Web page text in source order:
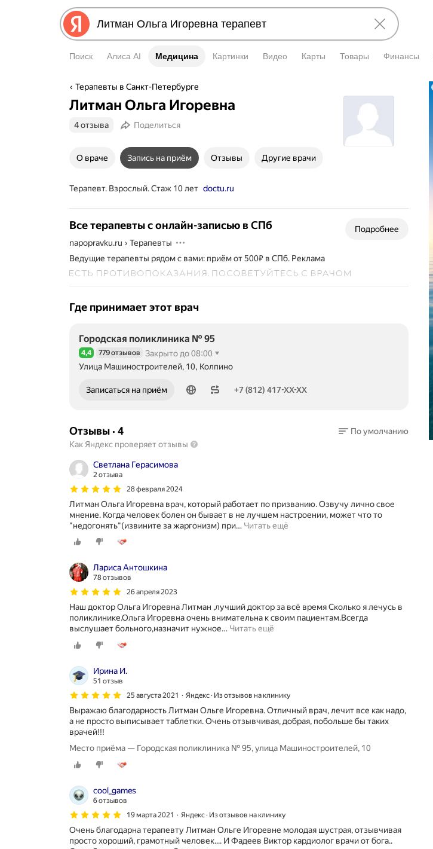
Поиск Алиса AI Медицина
Медицина Картинки Видео Карты Товары Финансы
Терапевты в Санкт-Петербурге
Литман Ольга Игоревна
4 отзыва Поделиться
О враче Запись на приём Отзывы Другие врачи
Терапевт. Взрослый. Стаж 10 лет doctu.ru
Все терапевты с онлайн-записью в СПб
napopravku.ru › Терапевты
Ведущие терапевты рядом с вами: приём от 500₽ в СПб. Реклама
Подробнее
Где принимает этот врач
Городская поликлиника № 95
Рейтинг 4,4 из 5
4,4 779 отзывов
Закрыто до 08:00
Улица Машиностроителей, 10, Колпино
Записаться на приём
Номер телефона: +78124175082 +7 (812) 417-XX-XX
Отзывы· 4
Как Яндекс проверяет отзывы
По умолчанию
Светлана Герасимова
2 отзыва
28 февраля 2024
Литман Ольга Игоревна врач, который работает по призванию. Озвучу лично свое
мнение. Когда человек болен он бывает в не лучшем настроении, может что то
"недогонять"(извините за жаргонизм) при… Читать ещё
Лариса Антошкина
78 отзывов
26 апреля 2023
Наш доктор Ольга Игоревна Литман ,лучший доктор за всё время Сколько я лечусь в
поликлинике.Ольга Игоревна очень внимательна к своим пациентам.Всегда
выслушает больного,назначит нужное… Читать ещё
Ирина И.
51 отзыв
25 августа 2021
Яндекс · Из отзывов на клинику
Выражаю благодарность Литман Ольге Игоревна. Отличный врач, лечит все как надо,
а не просто выписывает таблетки. Очень отзывчивая, добрая, побольше бы таких
врачей!!!
Место приёма — Городская поликлиника № 95, улица Машиностроителей, 10
cool_games
6 отзывов
19 марта 2021
Яндекс · Из отзывов на клинику
Очень благодарна терапевту Литман Ольге Игоревне молодая шустрая, отзывчивая
просто хороший, грамотный человек.... И Фадеев Виктор кардиолог врачи от бога..